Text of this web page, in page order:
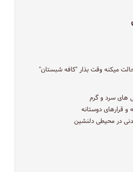
ميكنه وقت بذار "كافه شبستان"
های سرد و گرم
قرارهای دوستانه
در محیطی دلنشین